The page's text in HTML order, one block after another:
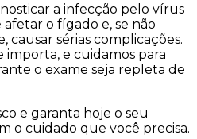
a infecção pelo vírus
o fígado e, se não
sérias complicações.
importa, e cuidamos para
o exame seja repleta de
e garanta hoje o seu
o cuidado que você precisa.